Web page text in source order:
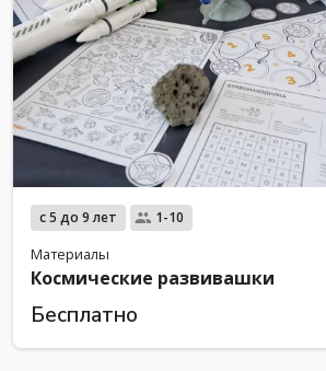
с 5 до 9 лет 1-10
Материалы
Космические развивашки
Бесплатно